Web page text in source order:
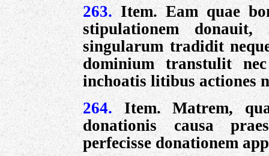
263. Item. Eam quae
stipulationem donauit,
singularum tradidit
dominium transtulit
inchoatis litibus actiones
264.
Item. Matrem,
donationis causa
perfecisse donationem